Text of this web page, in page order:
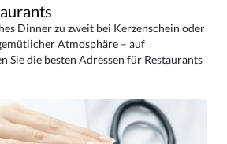
Dinner zu zweit bei Kerzenschein oder
Atmosphäre – auf
Sie die besten Adressen für Restaurants